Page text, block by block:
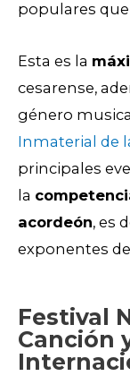
populares
Esta es la
cesarense,
género
Inmaterial de
principales
la
acordeón, es
exponentes
Festival
Canción